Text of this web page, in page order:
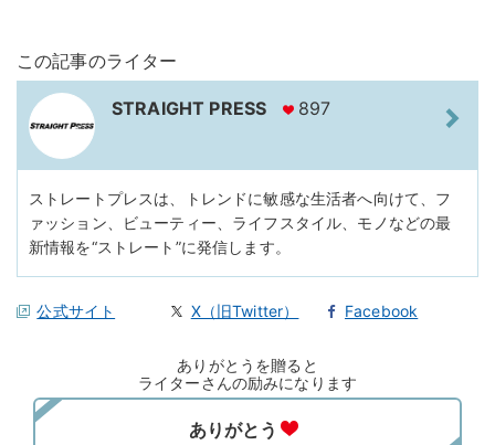
この記事のライター
STRAIGHT PRESS 897
ストレートプレスは、トレンドに敏感な生活者へ向けて、フ
ァッション、ビューティー、ライフスタイル、モノなどの最
新情報を“ストレート”に発信します。
公式サイト X（旧Twitter） Facebook
ありがとうを贈ると
ライターさんの励みになります